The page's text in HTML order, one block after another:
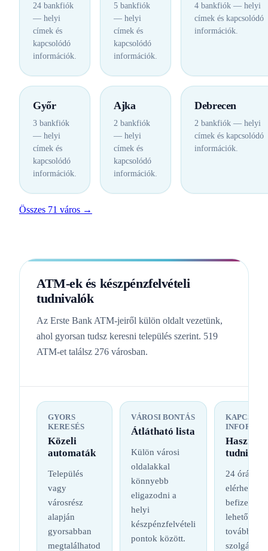
24 bankfiók
— helyi
címek és
kapcsolódó
információk.
5 bankfiók
— helyi
címek és
kapcsolódó
információk.
4 bankfiók — helyi
címek és kapcsolódó
információk.
Győr
3 bankfiók
— helyi
címek és
kapcsolódó
információk.
Ajka
2 bankfiók
— helyi
címek és
kapcsolódó
információk.
Debrecen
2 bankfiók — helyi
címek és kapcsolódó
információk.
Összes 71 város →
ATM-ek és készpénzfelvételi
tudnivalók
Az Erste Bank ATM-jeiről külön oldalt vezetünk,
ahol gyorsan tudsz keresni település szerint. 519
ATM-et találsz 276 városban.
GYORS
KERESÉS
Közeli
automaták
Település
vagy
városrész
alapján
gyorsabban
megtalálhatod
VÁROSI BONTÁS
Átlátható lista
Külön városi
oldalakkal
könnyebb
eligazodni a
helyi
készpénzfelvételi
pontok között.
Hasznos
24 órás
befizetési
lehetőség
további